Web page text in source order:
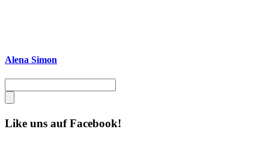
Alena Simon
Like uns auf Facebook!